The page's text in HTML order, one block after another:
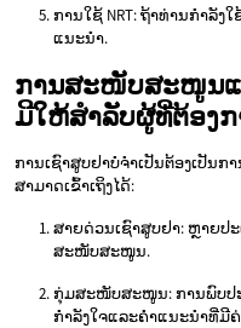
ການໃຊ້ NRT: ຖ້າທ່ານກໍາລັ
ແນະນໍາ.
ການສະໜັບສະໜູນແ
ມີໃຫ້ສໍາລັບຜູ້ທີ່ຕ້ອງກ
ການເຊົາສູບຢາບໍ່ຈໍາເປັນຕ້ອງເປັນ
ສາມາດເຂົ້າເຖິງໄດ້:
ສາຍດ່ວນເຊົາສູບຢາ: ຫຼາຍ
ສະໜັບສະໜູນ.
ກຸ່ມສະໜັບສະໜູນ: ການພົບປ
ກໍາລັງໃຈແລະຄໍາແນະນໍາທີ່ມີ